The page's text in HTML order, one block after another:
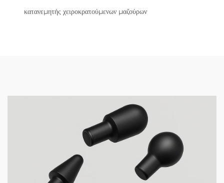
κατανεμητής χειροκρατούμενων μαζούρων